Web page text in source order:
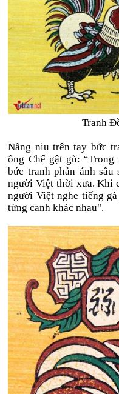
Tranh
Nâng niu trên tay bức
ông Chế gật gù:
bức tranh phản ánh sâu
người Việt thời xưa. Khi
người Việt nghe tiếng
từng canh khác nhau".